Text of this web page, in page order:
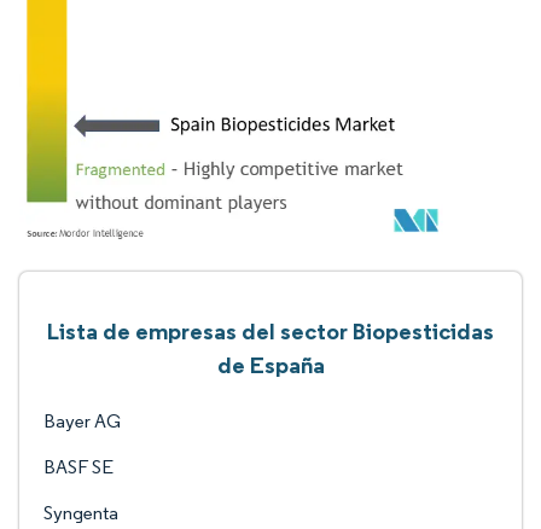
Lista de empresas del sector Biopesticidas
de España
Bayer AG
BASF SE
Syngenta